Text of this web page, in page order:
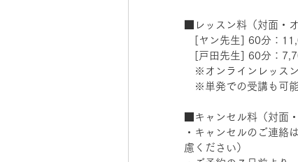
■レッスン料（対面
[ヤン先生] 60分：
[戸田先生] 60分：
※オンラインレッス
※単発での受講も可能
■キャンセル料（対
・キャンセルのご連絡
慮ください）